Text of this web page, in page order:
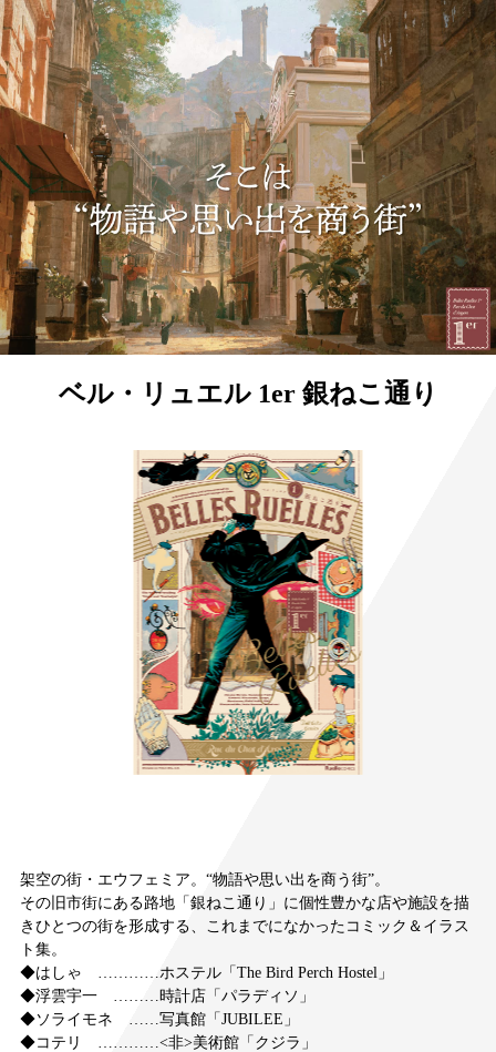
ベル・リュエル 1er 銀ねこ通り
架空の街・エウフェミア。“物語や思い出を商う街”。
その旧市街にある路地「銀ねこ通り」に個性豊かな店や施設を描
きひとつの街を形成する、これまでになかったコミック＆イラス
ト集。
◆はしゃ …………ホステル「The Bird Perch Hostel」
◆浮雲宇一 ………時計店「パラディソ」
◆ソライモネ ……写真館「JUBILEE」
◆コテリ …………<非>美術館「クジラ」